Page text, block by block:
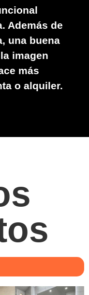
Además de
una buena
imagen
más
o alquiler.